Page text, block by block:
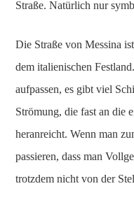
Straße. Natürlich nur
Die Straße von Messina
dem italienischen
aufpassen, es gibt viel
Strömung, die fast an die
heranreicht. Wenn man
passieren, dass man
trotzdem nicht von der